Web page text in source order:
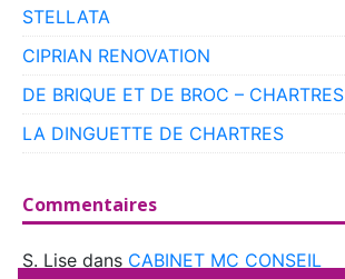
STELLATA
CIPRIAN RENOVATION
DE BRIQUE ET DE BROC – CHARTRES
LA DINGUETTE DE CHARTRES
Commentaires
S. Lise dans CABINET MC CONSEIL